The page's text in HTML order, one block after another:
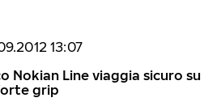
13:07
Nokian Line viaggia sicuro su
grip